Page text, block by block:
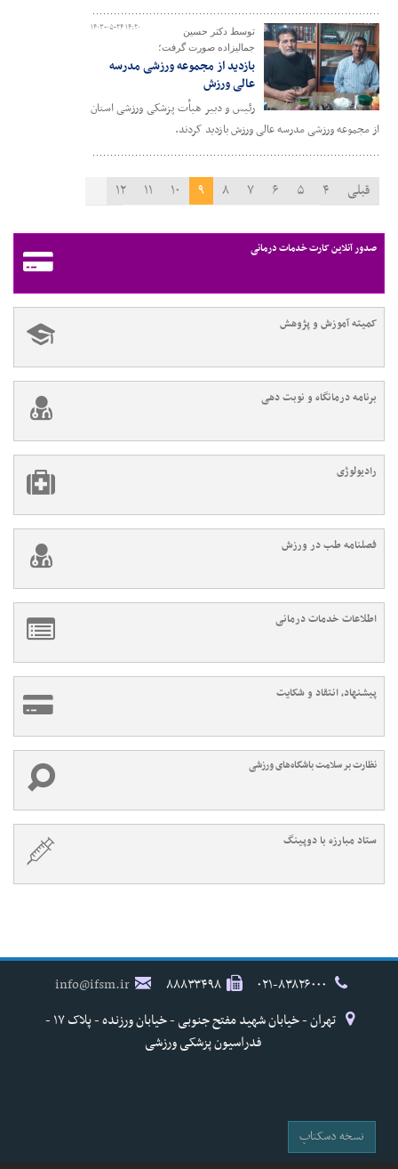
۱۴۰۳-۰۵-۲۴ ۱۴:۲۰
توسط دکتر حسین
جمالیزاده صورت گرفت؛
بازدید از مجموعه ورزشی مدرسه
عالی ورزش
رئیس و دبیر هیأت پزشکی ورزشی استان
از مجموعه ورزشی مدرسه عالی ورزش بازدید کردند.
قبلی ۴ ۵ ۶ ۷ ۸ ۹ ۱۰ ۱۱
۱۲
صدور آنلاین کارت خدمات درمانی
کمیته آموزش و پژوهش
برنامه درمانگاه و نوبت دهی
رادیولوژی
فصلنامه طب در ورزش
اطلاعات خدمات درمانی
پیشنهاد، انتقاد و شکایت
نظارت بر سلامت باشگاه‌های ورزشی
ستاد مبارزه با دوپینگ
۸۸۸۳۳۴۹۸
info@ifsm.ir
تهران - خیابان شهید مفتح جنوبی - خیابان ورزنده - پلاک ۱۷ -
فدراسیون پزشکی ورزشی
نسخه دسکتاپ